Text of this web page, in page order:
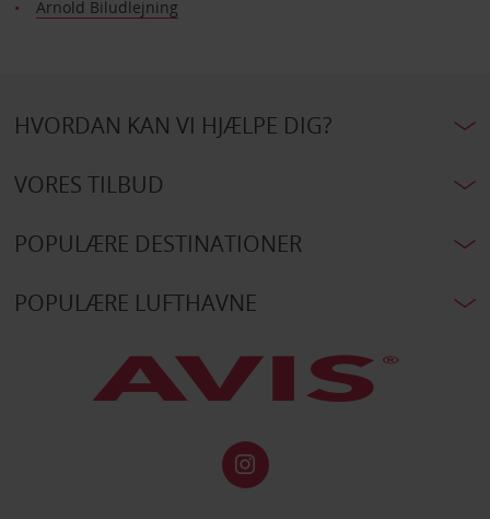
Arnold Biludlejning
HVORDAN KAN VI HJÆLPE DIG?
VORES TILBUD
POPULÆRE DESTINATIONER
POPULÆRE LUFTHAVNE